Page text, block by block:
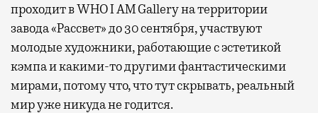
проходит в WHO I AM Gallery на территории
завода «Рассвет» до 30 сентября, участвуют
молодые художники, работающие с эстетикой
кэмпа и какими-то другими фантастическими
мирами, потому что, что тут скрывать, реальный
мир уже никуда не годится.